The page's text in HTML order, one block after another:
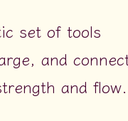
set of tools
and
and flow.